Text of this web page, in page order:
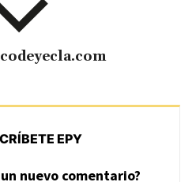
EPY
nuevo comentario?